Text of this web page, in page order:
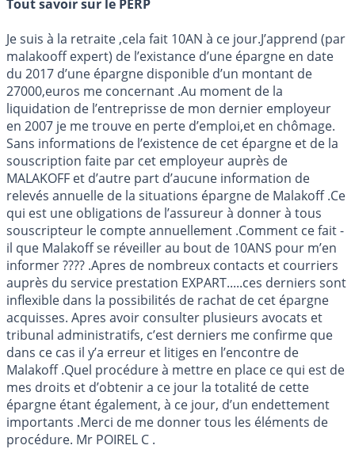
Tout savoir sur le PERP
Je suis à la retraite ,cela fait 10AN à ce jour.J’apprend (par
malakooff expert) de l’existance d’une épargne en date
du 2017 d’une épargne disponible d’un montant de
27000,euros me concernant .Au moment de la
liquidation de l’entreprisse de mon dernier employeur
en 2007 je me trouve en perte d’emploi,et en chômage.
Sans informations de l’existence de cet épargne et de la
souscription faite par cet employeur auprès de
MALAKOFF et d’autre part d’aucune information de
relevés annuelle de la situations épargne de Malakoff .Ce
qui est une obligations de l’assureur à donner à tous
souscripteur le compte annuellement .Comment ce fait -
il que Malakoff se réveiller au bout de 10ANS pour m’en
informer ???? .Apres de nombreux contacts et courriers
auprès du service prestation EXPART.....ces derniers sont
inflexible dans la possibilités de rachat de cet épargne
acquisses. Apres avoir consulter plusieurs avocats et
tribunal administratifs, c’est derniers me confirme que
dans ce cas il y’a erreur et litiges en l’encontre de
Malakoff .Quel procédure à mettre en place ce qui est de
mes droits et d’obtenir a ce jour la totalité de cette
épargne étant également, à ce jour, d’un endettement
importants .Merci de me donner tous les éléments de
procédure. Mr POIREL C .